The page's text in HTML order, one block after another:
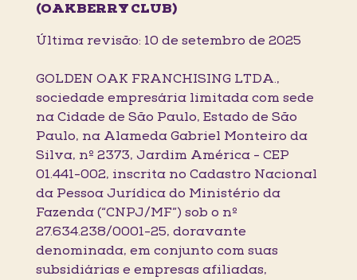
(OAKBERRY CLUB)
Última revisão: 10 de setembro de 2025
GOLDEN OAK FRANCHISING LTDA.,
sociedade empresária limitada com sede
na Cidade de São Paulo, Estado de São
Paulo, na Alameda Gabriel Monteiro da
Silva, nº 2373, Jardim América - CEP
01.441-002, inscrita no Cadastro Nacional
da Pessoa Jurídica do Ministério da
Fazenda (“CNPJ/MF”) sob o nº
27.634.238/0001-25, doravante
denominada, em conjunto com suas
subsidiárias e empresas afiliadas,